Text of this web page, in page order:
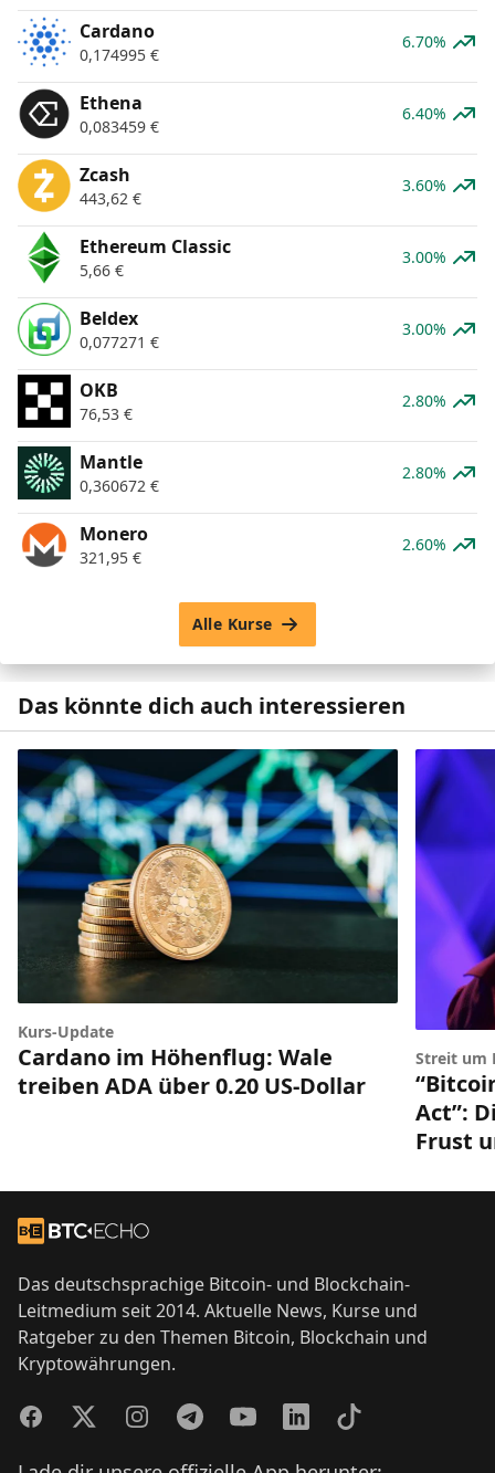
Cardano
0,174995 €
6.70%
Ethena
0,083459 €
6.40%
Zcash
443,62 €
3.60%
Ethereum Classic
5,66 €
3.00%
Beldex
0,077271 €
3.00%
OKB
76,53 €
2.80%
Mantle
0,360672 €
2.80%
Monero
321,95 €
2.60%
Alle Kurse
Das könnte dich auch interessieren
Kurs-Update
Cardano im Höhenflug: Wale
treiben ADA über 0.20 US-Dollar
Streit um
Act”:
Frust
Zur Startseite
Das deutschsprachige Bitcoin- und Blockchain-
Leitmedium seit 2014. Aktuelle News, Kurse und
Ratgeber zu den Themen Bitcoin, Blockchain und
Kryptowährungen.
FacebookTwitterInstagramTelegramYouTubeLinkedInTikTok